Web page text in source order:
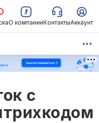
О компанииКонтактыАккаунт
с